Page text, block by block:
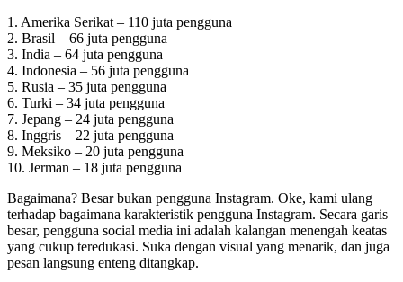
1. Amerika Serikat – 110 juta pengguna
2. Brasil – 66 juta pengguna
3. India – 64 juta pengguna
4. Indonesia – 56 juta pengguna
5. Rusia – 35 juta pengguna
6. Turki – 34 juta pengguna
7. Jepang – 24 juta pengguna
8. Inggris – 22 juta pengguna
9. Meksiko – 20 juta pengguna
10. Jerman – 18 juta pengguna
Bagaimana? Besar bukan pengguna Instagram. Oke, kami ulang
terhadap bagaimana karakteristik pengguna Instagram. Secara garis
besar, pengguna social media ini adalah kalangan menengah keatas
yang cukup teredukasi. Suka dengan visual yang menarik, dan juga
pesan langsung enteng ditangkap.